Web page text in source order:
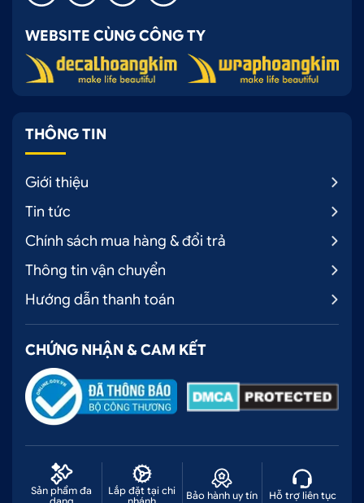
WEBSITE CÙNG CÔNG TY
THÔNG TIN
Giới thiệu
Tin tức
Chính sách mua hàng & đổi trả
Thông tin vận chuyển
Hướng dẫn thanh toán
CHỨNG NHẬN & CAM KẾT
Sản phẩm đa
Lắp đặt tại chi
Bảo hành uy tín Hỗ trợ liên tục